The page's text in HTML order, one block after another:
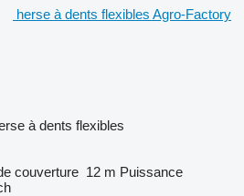
herse à dents flexibles Agro-Factory
à dents flexibles
couverture 12 m Puissance